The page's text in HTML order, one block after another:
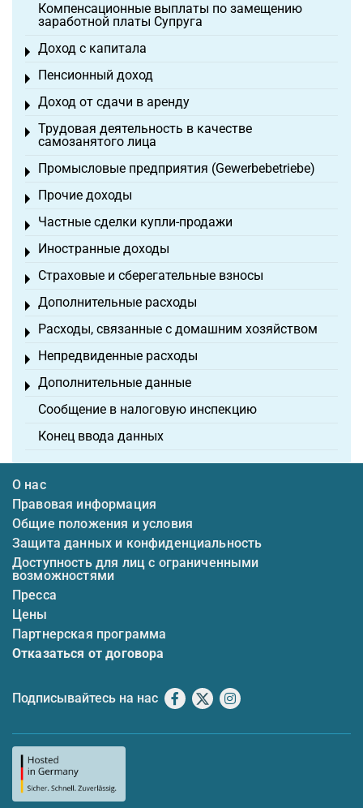
Компенсационные выплаты по замещению
заработной платы Супруга
Доход с капитала
Toggle menu
Пенсионный доход
Toggle menu
Доход от сдачи в аренду
Toggle menu
Трудовая деятельность в качестве
самозанятого лица
Toggle menu
Промысловые предприятия (Gewerbebetriebe)
Toggle menu
Прочие доходы
Toggle menu
Частные сделки купли-продажи
Toggle menu
Иностранные доходы
Toggle menu
Страховые и сберегательные взносы
Toggle menu
Дополнительные расходы
Toggle menu
Расходы, связанные с домашним хозяйством
Toggle menu
Непредвиденные расходы
Toggle menu
Дополнительные данные
Toggle menu
Сообщение в налоговую инспекцию
Конец ввода данных
О нас
Правовая информация
Общие положения и условия
Защита данных и конфиденциальность
Доступность для лиц с ограниченными
возможностями
Пресса
Цены
Партнерская программа
Отказаться от договора
Подписывайтесь на нас Facebook
X Instagram